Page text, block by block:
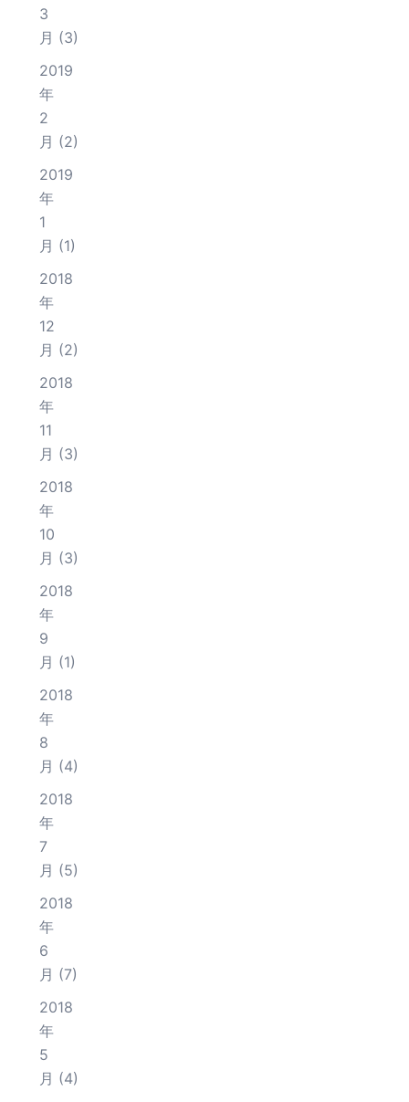
3
月 (3)
2019
年
2
月 (2)
2019
年
1
月 (1)
2018
年
12
月 (2)
2018
年
11
月 (3)
2018
年
10
月 (3)
2018
年
9
月 (1)
2018
年
8
月 (4)
2018
年
7
月 (5)
2018
年
6
月 (7)
2018
年
5
月 (4)